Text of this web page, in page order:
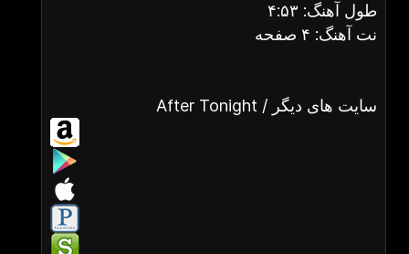
طول آهنگ: ۴:۵۳
نت آهنگ: ۴ صفحه
After Tonight / سایت های دیگر